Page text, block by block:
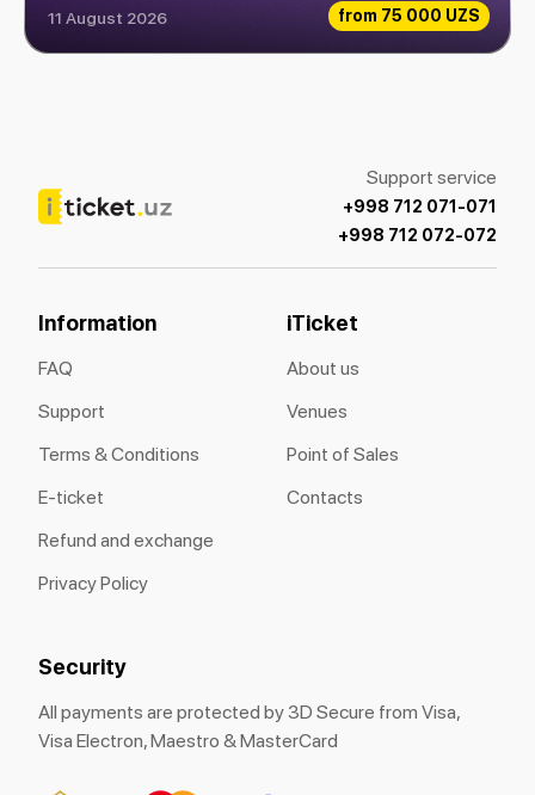
from 75 000 UZS
Paxtakor vs Al-Hussein
11 August 2026
Support service
+998 712 071-071
+998 712 072-072
Information
FAQ
Support
Terms & Conditions
E-ticket
Refund and exchange
Privacy Policy
iTicket
About us
Venues
Point of Sales
Contacts
Security
All payments are protected by 3D Secure from Visa,
Visa Electron, Maestro & MasterCard